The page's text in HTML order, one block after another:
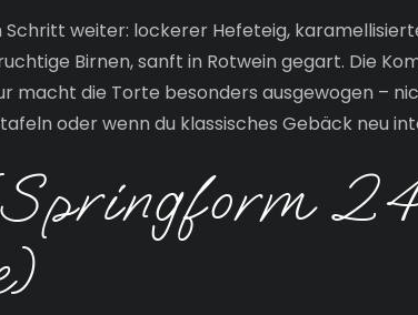
weiter: lockerer Hefeteig,
Birnen, sanft in Rotwein gegart. Die
macht die Torte besonders ausgewogen –
oder wenn du klassisches Gebäck neu